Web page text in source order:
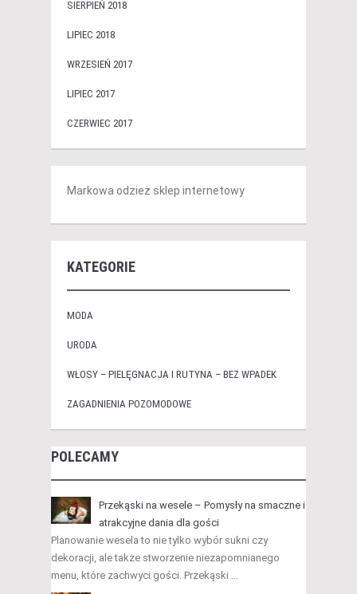
SIERPIEŃ 2018
LIPIEC 2018
WRZESIEŃ 2017
LIPIEC 2017
CZERWIEC 2017
Markowa odzież sklep internetowy
KATEGORIE
MODA
URODA
WŁOSY – PIELĘGNACJA I RUTYNA – BEZ WPADEK
ZAGADNIENIA POZOMODOWE
POLECAMY
Przekąski na wesele – Pomysły na smaczne i
atrakcyjne dania dla gości
Planowanie wesela to nie tylko wybór sukni czy
dekoracji, ale także stworzenie niezapomnianego
menu, które zachwyci gości. Przekąski …